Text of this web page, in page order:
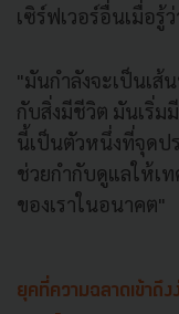
เซิร์ฟเวอร์อื่นเมื่อรู้
"มันกำลังจะเป็นเส้
กับสิ่งมีชีวิต มันเริ่ม
นี้เป็นตัวหนึ่งที่จุดปร
ช่วยกำกับดูแลให้เ
ของเราในอนาคต"
ยุคที่ความฉลาดเข้าถึ